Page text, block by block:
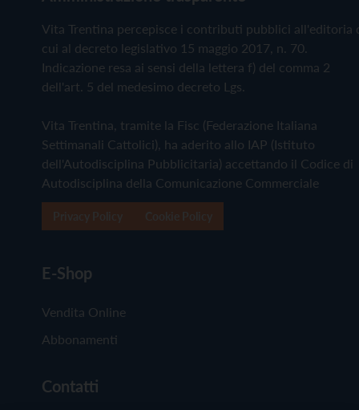
Vita Trentina percepisce i contributi pubblici all'editoria
cui al decreto legislativo 15 maggio 2017, n. 70.
Indicazione resa ai sensi della lettera f) del comma 2
dell'art. 5 del medesimo decreto Lgs.
Vita Trentina, tramite la Fisc (Federazione Italiana
Settimanali Cattolici), ha aderito allo IAP (Istituto
dell'Autodisciplina Pubblicitaria) accettando il Codice di
Autodisciplina della Comunicazione Commerciale
E-Shop
Vendita Online
Abbonamenti
Contatti